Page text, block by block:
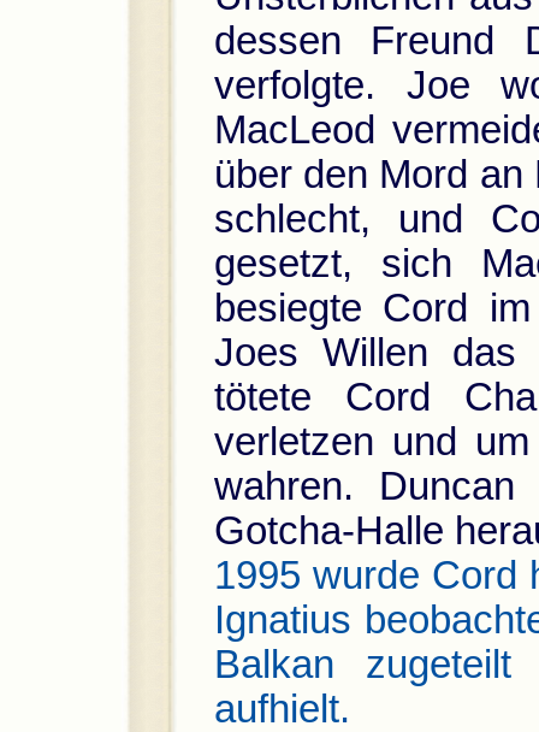
dessen Freund
verfolgte. Joe
MacLeod
über den Mord
schlecht, und
gesetzt, sich
besiegte Cord
Joes Willen das
tötete Cord
verletzen und
wahren.
Gotcha-Halle
1995 wurde Cord
Ignatius
Balkan
aufhielt.